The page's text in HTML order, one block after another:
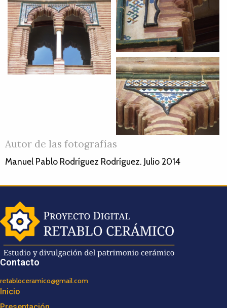
Autor de las fotografías
Manuel Pablo Rodríguez Rodríguez. Julio 2014
Contacto
retabloceramico@gmail.com
Inicio